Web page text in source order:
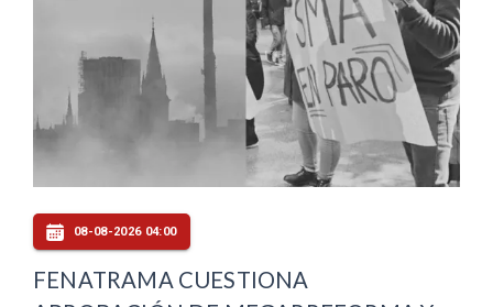
08-08-2026 04:00
FENATRAMA CUESTIONA